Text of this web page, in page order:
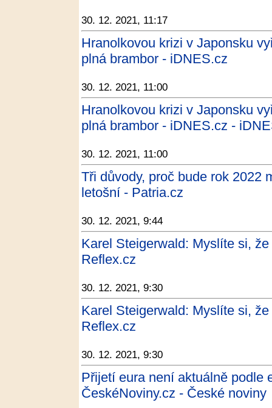
30. 12. 2021, 11:17
Hranolkovou krizi v Japonsku
plná brambor - iDNES.cz
30. 12. 2021, 11:00
Hranolkovou krizi v Japonsku
plná brambor - iDNES.cz -
30. 12. 2021, 11:00
Tři důvody, proč bude rok 2022
letošní - Patria.cz
30. 12. 2021, 9:44
Karel Steigerwald: Myslíte si,
Reflex.cz
30. 12. 2021, 9:30
Karel Steigerwald: Myslíte si,
Reflex.cz
30. 12. 2021, 9:30
Přijetí eura není aktuálně podle
ČeskéNoviny.cz - České noviny